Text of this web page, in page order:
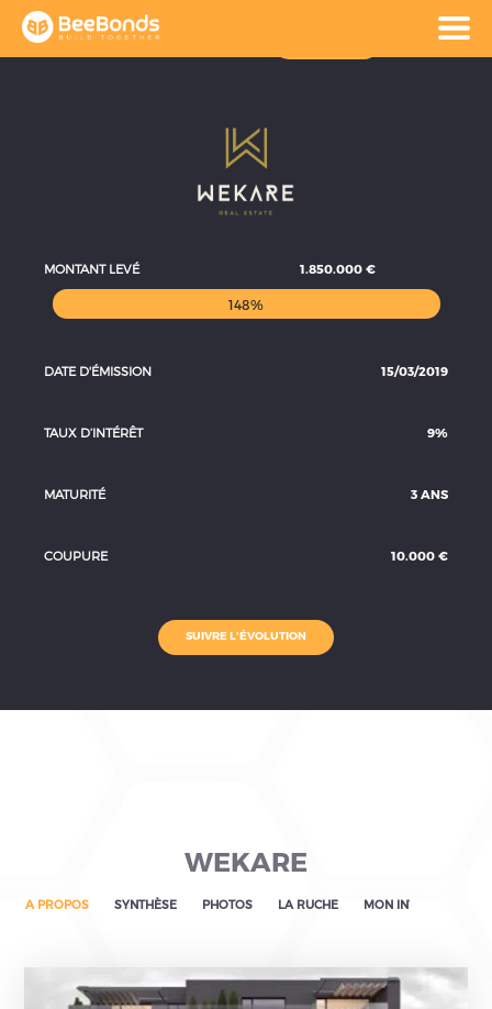
Accueil Projets
wekare
MONTANT LEVÉ 1.850.000 €
148%
DATE D'ÉMISSION 15/03/2019
TAUX D’INTÉRÊT 9%
MATURITÉ 3 ANS
COUPURE 10.000 €
SUIVRE L'ÉVOLUTION
WEKARE
A PROPOS SYNTHÈSE PHOTOS LA RUCHE MON
ACCUEIL
PROJETS
EN